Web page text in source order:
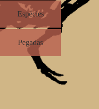
Espécies
Pegadas